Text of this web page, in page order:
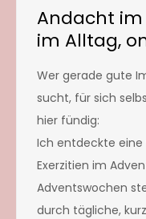
Andacht im
im Alltag,
Wer gerade gute
sucht, für sich
hier fündig:
Ich entdeckte eine
Exerzitien im
Adventswochen
durch tägliche,